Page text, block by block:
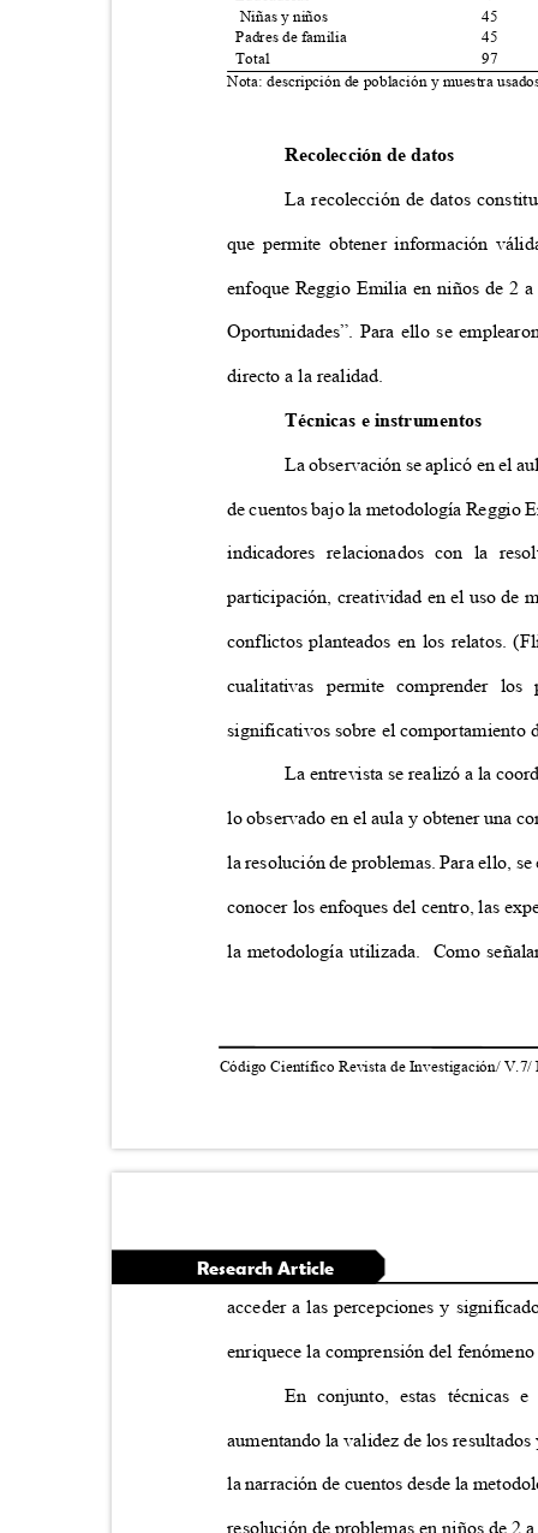
Niñas y niños
Padres de familia
Total
45
45
97
Nota: descripción de población y muestra
Recolección de datos
La recolección de datos
que permite obtener información
enfoque Reggio Emilia en niños de 2
Oportunidades”. Para ello se
directo a la realidad.
Técnicas e instrumentos
La observación se aplicó en el
de cuentos bajo la metodología Reggio
indicadores relacionados con la
participación, creatividad en el uso de
conflictos planteados en los relatos.
cualitativas permite comprender
significativos sobre el comportamiento
La entrevista se realizó a la
lo observado en el aula y obtener una
la resolución de problemas. Para ello,
conocer los enfoques del centro, las
la metodología utilizada. Como
Código Científico Revista de Investigación/
Research Article
acceder a las percepciones y
enriquece la comprensión del
En conjunto, estas técnicas
aumentando la validez de los
la narración de cuentos desde la
resolución de problemas en niños de 2